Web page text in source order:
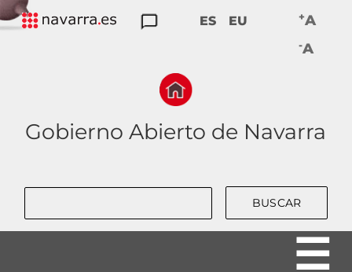
Skip
to
Gobierno Abierto de Navarra
ES EU +A
-A